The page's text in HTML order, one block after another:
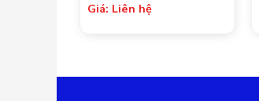
Giá: Liên hệ